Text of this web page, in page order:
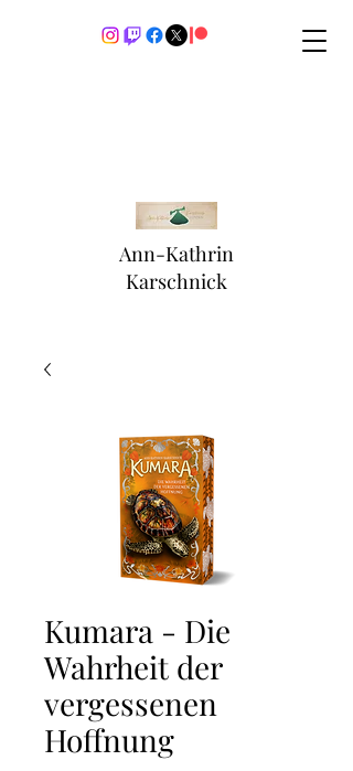
Ann-Kathrin
Karschnick
Kumara - Die
Wahrheit der
vergessenen
Hoffnung